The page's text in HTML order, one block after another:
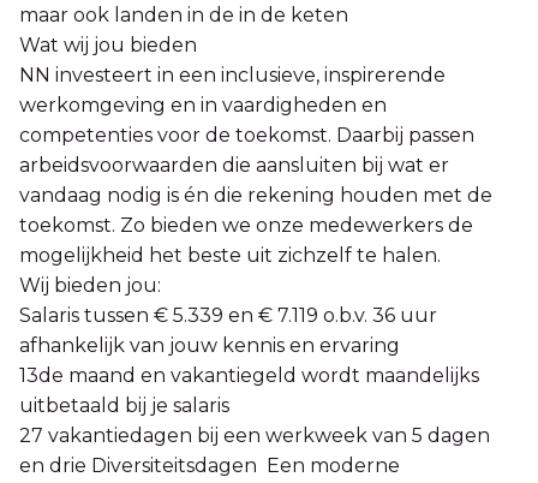
maar ook landen in de in de keten
Wat wij jou bieden
NN investeert in een inclusieve, inspirerende
werkomgeving en in vaardigheden en
competenties voor de toekomst. Daarbij passen
arbeidsvoorwaarden die aansluiten bij wat er
vandaag nodig is én die rekening houden met de
toekomst. Zo bieden we onze medewerkers de
mogelijkheid het beste uit zichzelf te halen.
Wij bieden jou:
Salaris tussen € 5.339 en € 7.119 o.b.v. 36 uur
afhankelijk van jouw kennis en ervaring
13de maand en vakantiegeld wordt maandelijks
uitbetaald bij je salaris
27 vakantiedagen bij een werkweek van 5 dagen
en drie Diversiteitsdagen Een moderne